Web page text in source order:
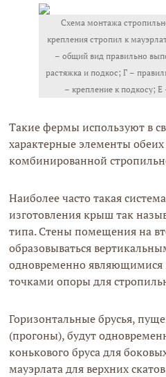
Схема монтажа
крепления стропил к
– общий вид правильно
растяжка и подкос; Г –
– крепление к подкосу; Е
Такие фермы используют в
характерные элементы
комбинированной
Наиболее часто такая
изготовления крыш так
типа. Стены помещения на
образовываться
одновременно
точками опоры для
Горизонтальные брусья,
(прогоны), будут
конькового бруса для
мауэрлата для верхних